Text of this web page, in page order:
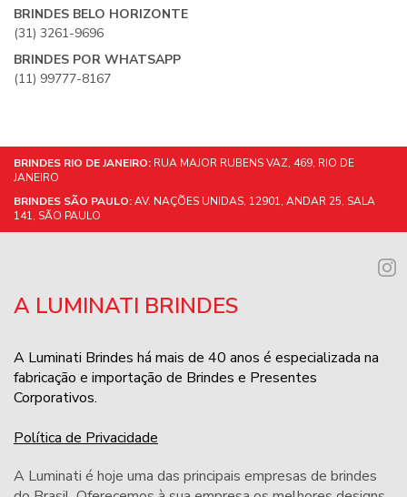
BRINDES BELO HORIZONTE
(31) 3261-9696
BRINDES POR WHATSAPP
(11) 99777-8167
BRINDES RIO DE JANEIRO: RUA MAJOR RUBENS VAZ, 469, RIO DE
JANEIRO
BRINDES SÃO PAULO:AV. NAÇÕES UNIDAS, 12901, ANDAR 25, SALA
141, SÃO PAULO
A LUMINATI BRINDES
A Luminati Brindes há mais de 40 anos é especializada na
fabricação e importação de Brindes e Presentes
Corporativos.
Política de Privacidade
A Luminati é hoje uma das principais empresas de brindes